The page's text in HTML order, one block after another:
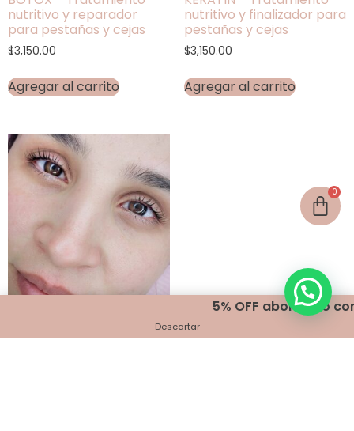
5% OFF abonando con
Descartar
nutritivo y reparador
para pestañas y cejas
$3,150.00
Agregar al carrito
nutritivo y finalizador para
pestañas y cejas
$3,150.00
Agregar al carrito
LIFTING DE PESTAÑAS con
queratina y botox –